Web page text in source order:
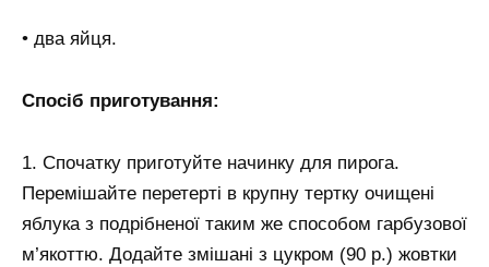
• два яйця.
Спосіб приготування:
1. Спочатку приготуйте начинку для пирога.
Перемішайте перетерті в крупну тертку очищені
яблука з подрібненої таким же способом гарбузової
м’якоттю. Додайте змішані з цукром (90 р.) жовтки